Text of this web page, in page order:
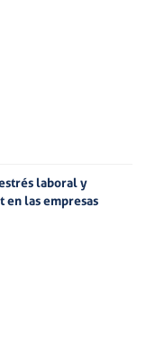
laboral y
las empresas